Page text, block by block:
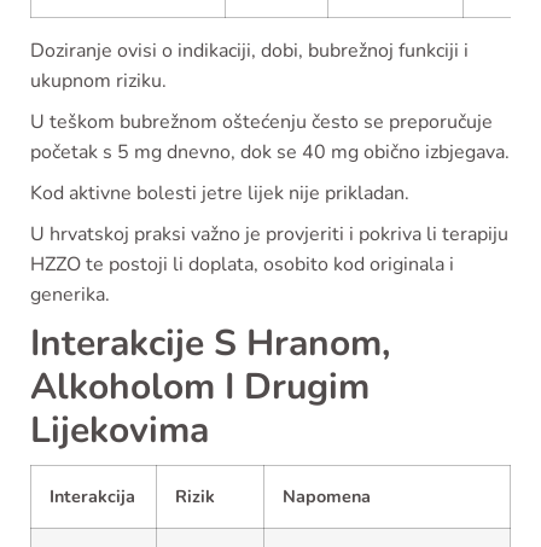
Doziranje ovisi o indikaciji, dobi, bubrežnoj funkciji i
ukupnom riziku.
U teškom bubrežnom oštećenju često se preporučuje
početak s 5 mg dnevno, dok se 40 mg obično izbjegava.
Kod aktivne bolesti jetre lijek nije prikladan.
U hrvatskoj praksi važno je provjeriti i pokriva li terapiju
HZZO te postoji li doplata, osobito kod originala i
generika.
Interakcije S Hranom,
Alkoholom I Drugim
Lijekovima
Interakcija Rizik Napomena